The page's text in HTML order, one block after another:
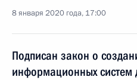
8 января 2020 года, 17:00
Подписан закон о
информационных систем